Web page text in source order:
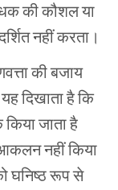
की कौशल या
नहीं करता।
की बजाय
दिखाता है कि
किया जाता है
नहीं किया
घनिष्ठ रूप से